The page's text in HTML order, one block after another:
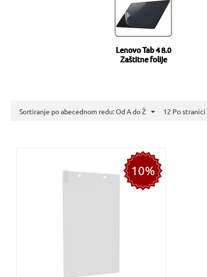
Lenovo Tab 4 8.0
Zaštitne folije
Sortiranje po abecednom redu: Od A do Ž 12 Po stranici
10%